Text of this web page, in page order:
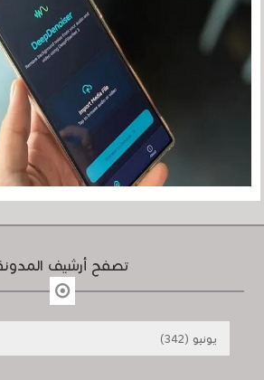
تصفح أرشيف